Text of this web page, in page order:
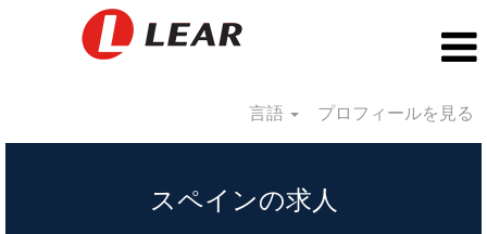
言語 プロフィールを見る
スペインの求人